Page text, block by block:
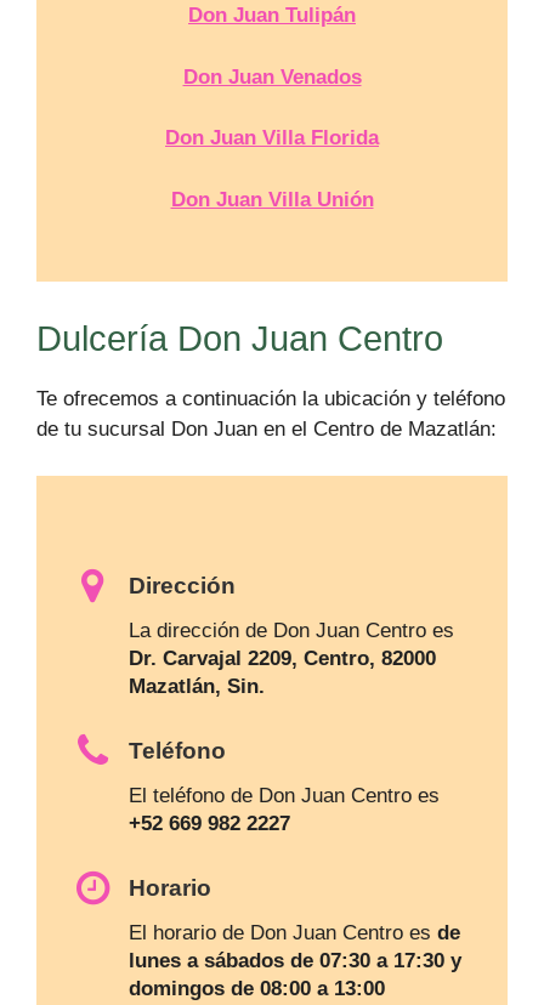
Don Juan Tulipán
Don Juan Venados
Don Juan Villa Florida
Don Juan Villa Unión
Dulcería Don Juan Centro
Te ofrecemos a continuación la ubicación y teléfono
de tu sucursal Don Juan en el Centro de Mazatlán:
Dirección
La dirección de Don Juan Centro es
Dr. Carvajal 2209, Centro, 82000
Mazatlán, Sin.
Teléfono
El teléfono de Don Juan Centro es
+52 669 982 2227
Horario
El horario de Don Juan Centro es de
lunes a sábados de 07:30 a 17:30 y
domingos de 08:00 a 13:00